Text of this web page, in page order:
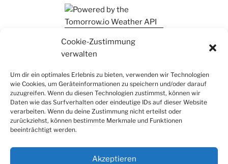
Cookie-Zustimmung
verwalten
Um dir ein optimales Erlebnis zu bieten, verwenden wir Technologien
wie Cookies, um Geräteinformationen zu speichern und/oder darauf
zuzugreifen. Wenn du diesen Technologien zustimmst, können wir
Daten wie das Surfverhalten oder eindeutige IDs auf dieser Website
verarbeiten. Wenn du deine Zustimmung nicht erteilst oder
zurückziehst, können bestimmte Merkmale und Funktionen
beeinträchtigt werden.
Akzeptieren